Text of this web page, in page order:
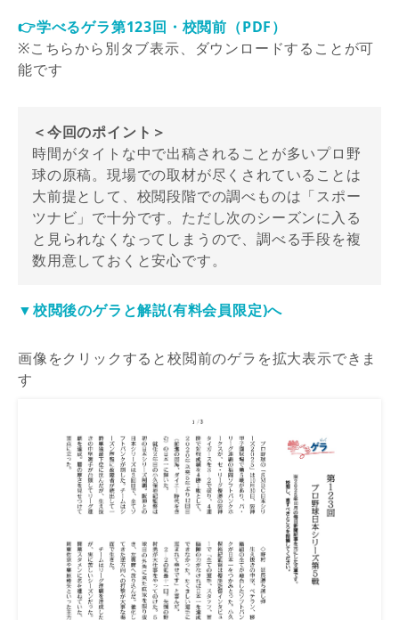
👉学べるゲラ第123回・校閲前（PDF）
※こちらから別タブ表示、ダウンロードすることが可
能です
＜今回のポイント＞
時間がタイトな中で出稿されることが多いプロ野
球の原稿。現場での取材が尽くされていることは
大前提として、校閲段階での調べものは「スポー
ツナビ」で十分です。ただし次のシーズンに入る
と見られなくなってしまうので、調べる手段を複
数用意しておくと安心です。
▼校閲後のゲラと解説(有料会員限定)へ
画像をクリックすると校閲前のゲラを拡大表示できま
す